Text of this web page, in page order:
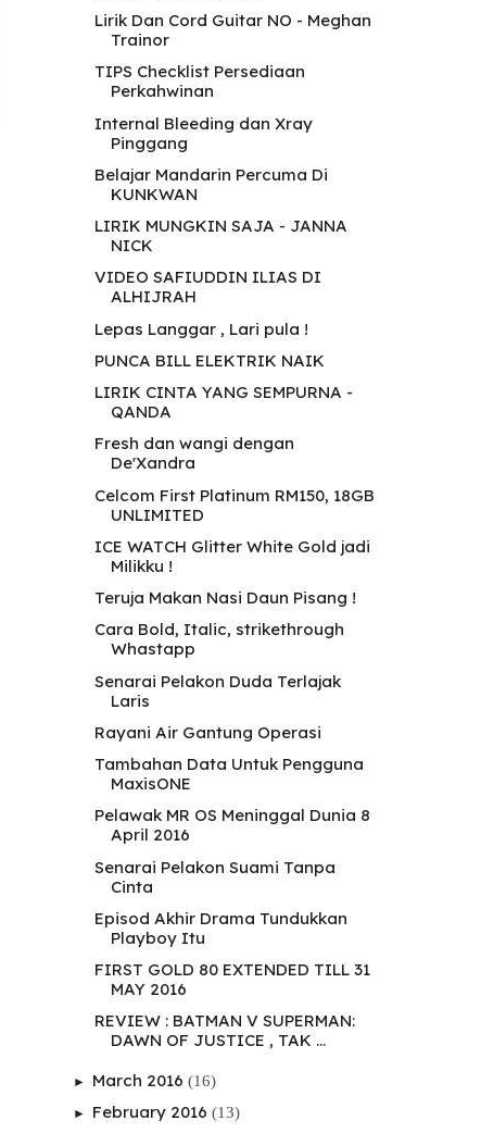
Lirik Dan Cord Guitar NO - Meghan
Trainor
TIPS Checklist Persediaan
Perkahwinan
Internal Bleeding dan Xray
Pinggang
Belajar Mandarin Percuma Di
KUNKWAN
LIRIK MUNGKIN SAJA - JANNA
NICK
VIDEO SAFIUDDIN ILIAS DI
ALHIJRAH
Lepas Langgar , Lari pula !
PUNCA BILL ELEKTRIK NAIK
LIRIK CINTA YANG SEMPURNA -
QANDA
Fresh dan wangi dengan
De'Xandra
Celcom First Platinum RM150, 18GB
UNLIMITED
ICE WATCH Glitter White Gold jadi
Milikku !
Teruja Makan Nasi Daun Pisang !
Cara Bold, Italic, strikethrough
Whastapp
Senarai Pelakon Duda Terlajak
Laris
Rayani Air Gantung Operasi
Tambahan Data Untuk Pengguna
MaxisONE
Pelawak MR OS Meninggal Dunia 8
April 2016
Senarai Pelakon Suami Tanpa
Cinta
Episod Akhir Drama Tundukkan
Playboy Itu
FIRST GOLD 80 EXTENDED TILL 31
MAY 2016
REVIEW : BATMAN V SUPERMAN:
DAWN OF JUSTICE , TAK ...
► March 2016 (16)
► February 2016 (13)